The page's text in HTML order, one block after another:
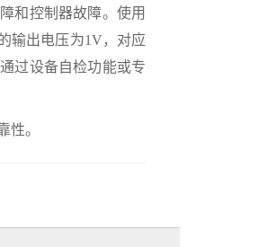
和控制器故障。使用
输出电压为1V，对应
过设备自检功能或专
性。